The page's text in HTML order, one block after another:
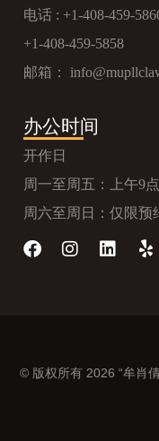
电话 : +1-408-459-
+1-408-459-5858
邮箱：
办公时间
开作日
周一至周五：上午9
周六至周日：仅限预
© 版权所有 2026 “牟肖